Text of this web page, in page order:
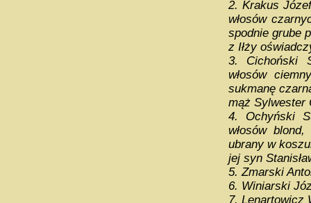
2. Krakus
włosów
spodnie grube
z Iłży
3. Cichoński
włosów
sukmanę
mąż Sylwester
4. Ochyński
włosów
ubrany w
jej syn
5. Zmarski
6. Winiarski
7. Lenartowicz